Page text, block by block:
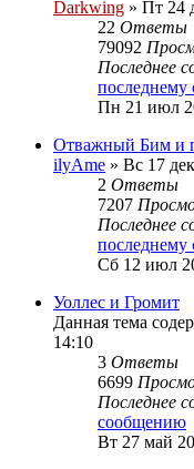
Darkwing » Пт 24
22 Ответы
79092
Последнее
Пн 21 июл
Отважный Бим и
ilyAme » Вс 17
2 Ответы
7207
Последнее
Сб 12 июл
Уоллес и Громит
Данная тема
14:10
3 Ответы
6699
Последнее
сообщению
Вт 27 май